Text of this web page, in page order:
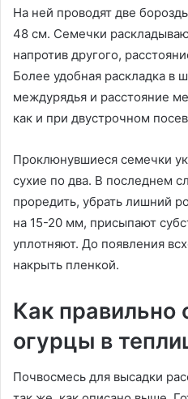
На ней проводят две
48 см. Семечки
напротив другого,
Более удобная раскладка в
междурядья и расстояние
как и при двустрочном
Проклюнувшиеся семечки
сухие по два. В последнем
проредить, убрать лишний
на 15-20 мм, присыпают
уплотняют. До появления
накрыть пленкой.
Как правильно
огурцы в
Почвосмесь для высадки